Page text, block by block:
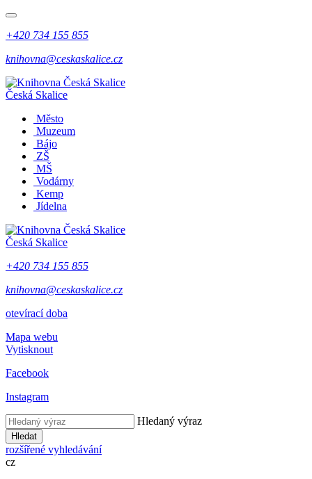
+420 734 155 855
knihovna@ceskaskalice.cz
Česká Skalice
Město
Muzeum
Bájo
ZŠ
MŠ
Vodárny
Kemp
Jídelna
Česká Skalice
+420 734 155 855
knihovna@ceskaskalice.cz
otevírací doba
Mapa webu
Vytisknout
Facebook
Instagram
Hledaný výraz
Hledat
rozšířené vyhledávání
cz